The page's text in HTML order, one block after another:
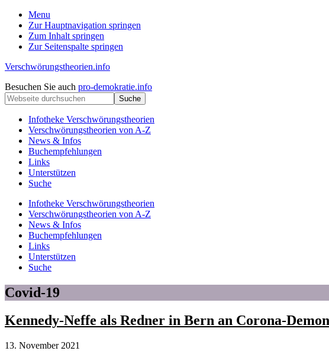
Menu
Zur Hauptnavigation springen
Zum Inhalt springen
Zur Seitenspalte springen
Verschwörungstheorien.info
Beiträge
zu
Merkmalen,
Funktionen
Risiken
konspirationistischen
Denkens
Kopfzeile
rechts
Besuchen Sie auch pro-demokratie.info
Webseite
durchsuchen
Infotheke Verschwörungstheorien
Verschwörungstheorien von A-Z
News & Infos
Buchempfehlungen
Links
Unterstützen
Suche
Infotheke Verschwörungstheorien
Verschwörungstheorien von A-Z
News & Infos
Buchempfehlungen
Links
Unterstützen
Suche
Covid-19
Kennedy-Neffe als Redner in Bern an Corona-
13. November 2021